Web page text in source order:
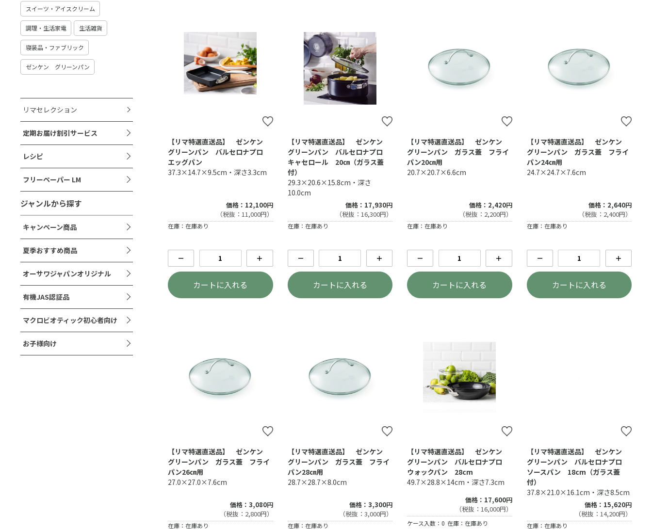
スイーツ・アイスクリーム
調理・生活家電 生活雑貨
寝装品・ファブリック
ゼンケン グリーンパン
リマセレクション
定期お届け割引サービス
レシピ
フリーペーパー LM
ジャンルから探す
キャンペーン商品
夏季おすすめ商品
オーサワジャパンオリジナル
有機JAS認証品
マクロビオティック初心者向け
お子様向け
【リマ特選直送品】 ゼンケン
グリーンパン バルセロナプロ
エッグパン
37.3×14.7×9.5cm・深さ3.3cm
価格：12,100円
（税抜：11,000円）
在庫：在庫あり
－ ＋
カートに入れる
【リマ特選直送品】 ゼンケン
グリーンパン バルセロナプロ
キャセロール 20㎝（ガラス蓋
付）
29.3×20.6×15.8cm・深さ
10.0cm
価格：17,930円
（税抜：16,300円）
在庫：在庫あり
－ ＋
カートに入れる
【リマ特選直送品】 ゼンケン
グリーンパン ガラス蓋 フライ
パン20㎝用
20.7×20.7×6.6cm
価格：2,420円
（税抜：2,200円）
在庫：在庫あり
－ ＋
カートに入れる
【リマ特選直送品】 ゼンケン
グリーンパン ガラス蓋 フライ
パン24㎝用
24.7×24.7×7.6cm
価格：2,640円
（税抜：2,400円）
在庫：在庫あり
－ ＋
カートに入れる
【リマ特選直送品】 ゼンケン
グリーンパン ガラス蓋 フライ
パン26㎝用
27.0×27.0×7.6cm
価格：3,080円
（税抜：2,800円）
在庫：在庫あり
【リマ特選直送品】 ゼンケン
グリーンパン ガラス蓋 フライ
パン28㎝用
28.7×28.7×8.0cm
価格：3,300円
（税抜：3,000円）
在庫：在庫あり
【リマ特選直送品】 ゼンケン
グリーンパン バルセロナプロ
ウォックパン 28cm
49.7×28.8×14cm・深さ7.3cm
価格：17,600円
（税抜：16,000円）
ケース入数：0 在庫：在庫あり
【リマ特選直送品】 ゼンケン
グリーンパン バルセロナプロ
ソースパン 18cm（ガラス蓋
付）
37.8×21.0×16.1cm・深さ8.5cm
価格：15,620円
（税抜：14,200円）
在庫：在庫あり